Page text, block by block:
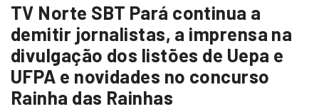
TV Norte SBT Pará continua a
demitir jornalistas, a imprensa na
divulgação dos listões de Uepa e
UFPA e novidades no concurso
Rainha das Rainhas